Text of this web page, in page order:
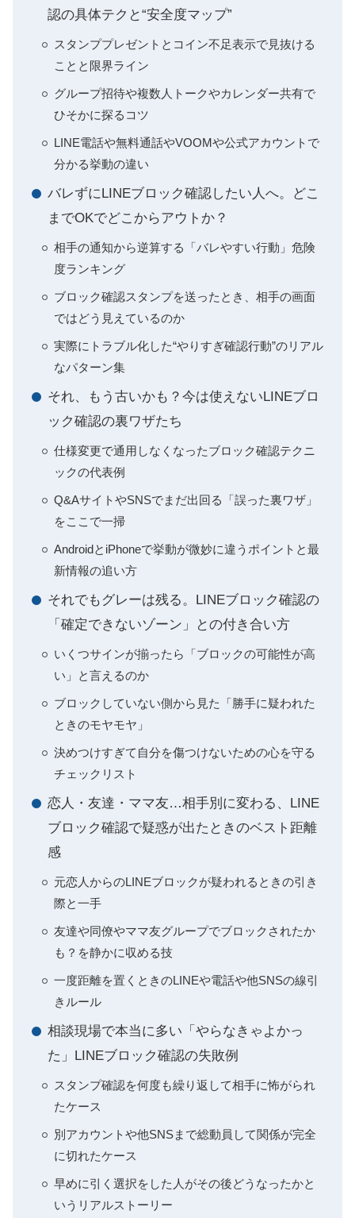
認の具体テクと“安全度マップ”
スタンププレゼントとコイン不足表示で見抜ける
ことと限界ライン
グループ招待や複数人トークやカレンダー共有で
ひそかに探るコツ
LINE電話や無料通話やVOOMや公式アカウントで
分かる挙動の違い
バレずにLINEブロック確認したい人へ。どこ
までOKでどこからアウトか？
相手の通知から逆算する「バレやすい行動」危険
度ランキング
ブロック確認スタンプを送ったとき、相手の画面
ではどう見えているのか
実際にトラブル化した“やりすぎ確認行動”のリアル
なパターン集
それ、もう古いかも？今は使えないLINEブロ
ック確認の裏ワザたち
仕様変更で通用しなくなったブロック確認テクニ
ックの代表例
Q&AサイトやSNSでまだ出回る「誤った裏ワザ」
をここで一掃
AndroidとiPhoneで挙動が微妙に違うポイントと最
新情報の追い方
それでもグレーは残る。LINEブロック確認の
「確定できないゾーン」との付き合い方
いくつサインが揃ったら「ブロックの可能性が高
い」と言えるのか
ブロックしていない側から見た「勝手に疑われた
ときのモヤモヤ」
決めつけすぎて自分を傷つけないための心を守る
チェックリスト
恋人・友達・ママ友…相手別に変わる、LINE
ブロック確認で疑惑が出たときのベスト距離
感
元恋人からのLINEブロックが疑われるときの引き
際と一手
友達や同僚やママ友グループでブロックされたか
も？を静かに収める技
一度距離を置くときのLINEや電話や他SNSの線引
きルール
相談現場で本当に多い「やらなきゃよかっ
た」LINEブロック確認の失敗例
スタンプ確認を何度も繰り返して相手に怖がられ
たケース
別アカウントや他SNSまで総動員して関係が完全
に切れたケース
早めに引く選択をした人がその後どうなったかと
いうリアルストーリー